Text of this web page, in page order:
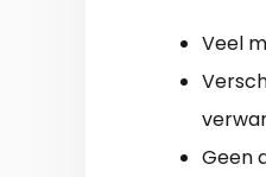
Veel
Geen